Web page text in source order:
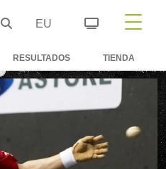
EU
RESULTADOS TIENDA